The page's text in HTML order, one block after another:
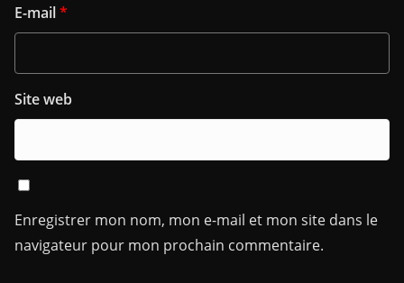
E-mail*
Site web
Enregistrer mon nom, mon e-mail et mon site dans le
navigateur pour mon prochain commentaire.